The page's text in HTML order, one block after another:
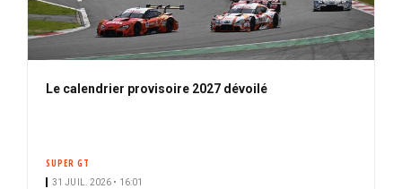
Le calendrier provisoire 2027 dévoilé
SUPER GT
31 JUIL. 2026 • 16:01